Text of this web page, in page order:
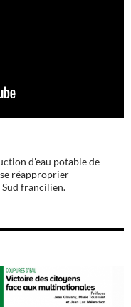
d'eau potable de
réapproprier
francilien.